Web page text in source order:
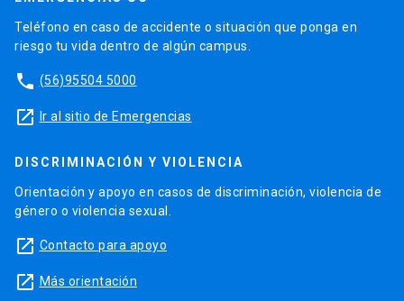
Teléfono en caso de accidente o situación que ponga en
riesgo tu vida dentro de algún campus.
phone (56)95504 5000
launch Ir al sitio de Emergencias
DISCRIMINACIÓN Y VIOLENCIA
Orientación y apoyo en casos de discriminación, violencia de
género o violencia sexual.
launch Contacto para apoyo
launch Más orientación